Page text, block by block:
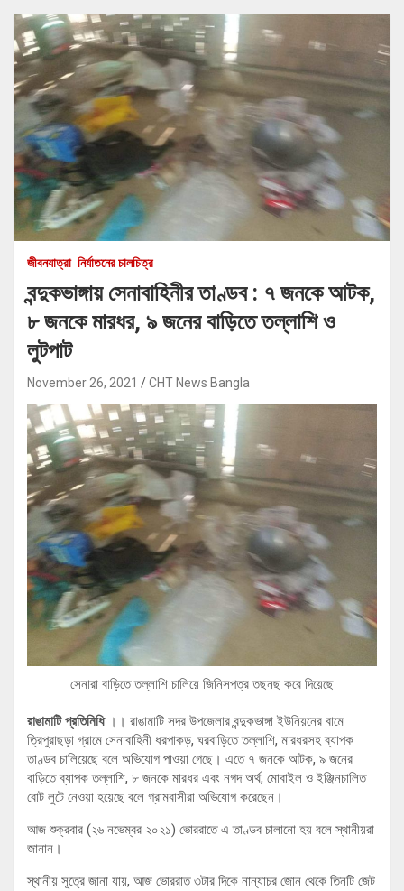
জীবনযাত্রা নির্যাতনের চালচিত্র
বন্দুকভাঙ্গায় সেনাবাহিনীর তাণ্ডব : ৭ জনকে আটক,
৮ জনকে মারধর, ৯ জনের বাড়িতে তল্লাশি ও
লুটপাট
November 26, 2021 CHT News Bangla
সেনারা বাড়িতে তল্লাশি চালিয়ে জিনিসপত্র তছনছ করে দিয়েছে
রাঙামাটি প্রতিনিধি ।। রাঙামাটি সদর উপজেলার বন্দুকভাঙ্গা ইউনিয়নের বামে
ত্রিপুরাছড়া গ্রামে সেনাবাহিনী ধরপাকড়, ঘরবাড়িতে তল্লাশি, মারধরসহ ব্যাপক
তাণ্ডব চালিয়েছে বলে অভিযোগ পাওয়া গেছে। এতে ৭ জনকে আটক, ৯ জনের
বাড়িতে ব্যাপক তল্লাশি, ৮ জনকে মারধর এবং নগদ অর্থ, মোবাইল ও ইঞ্জিনচালিত
বোট লুটে নেওয়া হয়েছে বলে গ্রামবাসীরা অভিযোগ করেছেন।
আজ শুক্রবার (২৬ নভেম্বর ২০২১) ভোররাতে এ তাণ্ডব চালানো হয় বলে স্থানীয়রা
জানান।
স্থানীয় সূত্রে জানা যায়, আজ ভোররাত ৩টার দিকে নান্যাচর জোন থেকে তিনটি জেট